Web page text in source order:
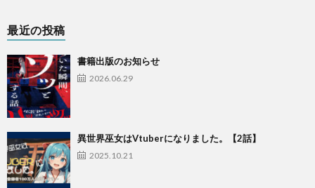
最近の投稿
書籍出版のお知らせ
2026.06.29
異世界巫女はVtuberになりました。【2話】
2025.10.21